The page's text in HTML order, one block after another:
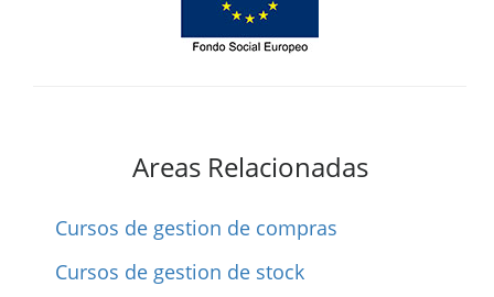
Areas Relacionadas
Cursos de gestion de compras
Cursos de gestion de stock